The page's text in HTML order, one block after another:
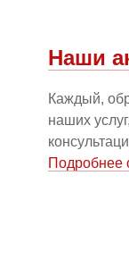
Наши
Каждый,
наших
Подробнее